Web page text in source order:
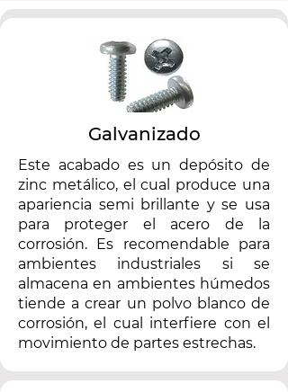
Galvanizado
Este acabado es un depósito de
zinc metálico, el cual produce una
apariencia semi brillante y se usa
para proteger el acero de la
corrosión. Es recomendable para
ambientes industriales si se
almacena en ambientes húmedos
tiende a crear un polvo blanco de
corrosión, el cual interfiere con el
movimiento de partes estrechas.